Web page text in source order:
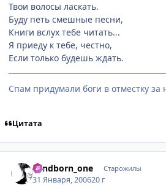
Твои волосы ласкать.
Буду петь смешные песни,
Книги вслух тебе читать...
Я приеду к тебе, честно,
Если только будешь ждать.
Спам придумали боги в отместку
Цитата
windborn_one Старожилы
31 Января, 200620 г